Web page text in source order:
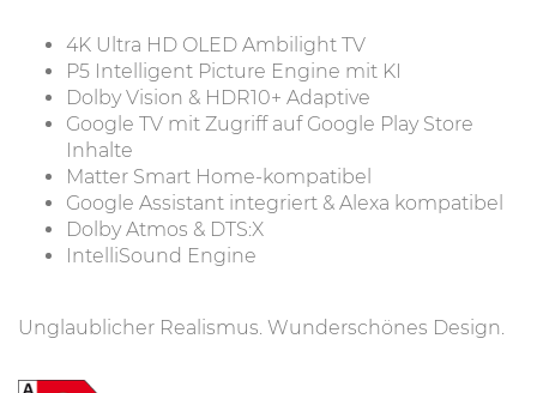
4K Ultra HD OLED Ambilight TV
P5 Intelligent Picture Engine mit KI
Dolby Vision & HDR10+ Adaptive
Google TV mit Zugriff auf Google Play Store
Inhalte
Matter Smart Home-kompatibel
Google Assistant integriert & Alexa kompatibel
Dolby Atmos & DTS:X
IntelliSound Engine
Unglaublicher Realismus. Wunderschönes Design.